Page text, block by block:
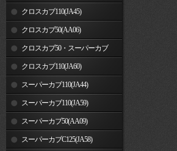
クロスカブ110(JA45)
クロスカブ50(AA06)
クロスカブ50・スーパーカブ
50(AA09)/110(JA44)
クロスカブ110(JA60)
スーパーカブ110(JA44)
スーパーカブ110(JA59)
スーパーカブ50(AA09)
スーパーカブC125(JA58)